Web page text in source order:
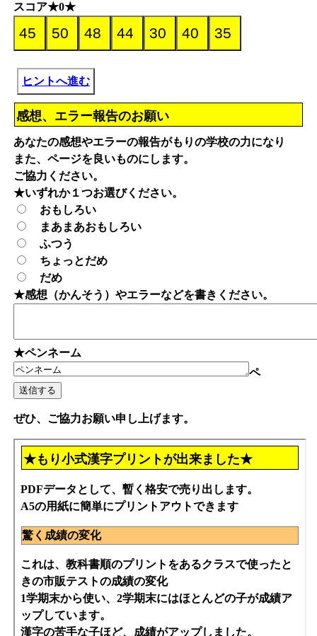
スコア★0★
ヒントへ進む
感想、エラー報告のお願い
あなたの感想やエラーの報告がもりの学校の力になり
また、ページを良いものにします。
ご協力ください。
★いずれか１つお選びください。
おもしろい
まあまあおもしろい
ふつう
ちょっとだめ
だめ
★感想（かんそう）やエラーなどを書きください。
★ペンネーム
ペ
ぜひ、ご協力お願い申し上げます。